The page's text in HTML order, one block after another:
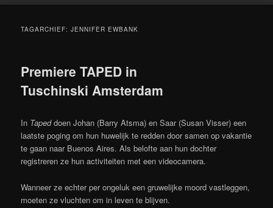
TAGARCHIEF:JENNIFER EWBANK
Premiere TAPED in
Tuschinski Amsterdam
In Tapeddoen Johan (Barry Atsma) en Saar (Susan Visser) een
laatste poging om hun huwelijk te redden door samen op vakantie
te gaan naar Buenos Aires. Als belofte aan hun dochter
registreren ze hun activiteiten met een videocamera.
Wanneer ze echter per ongeluk een gruwelijke moord vastleggen,
moeten ze vluchten om in leven te blijven.